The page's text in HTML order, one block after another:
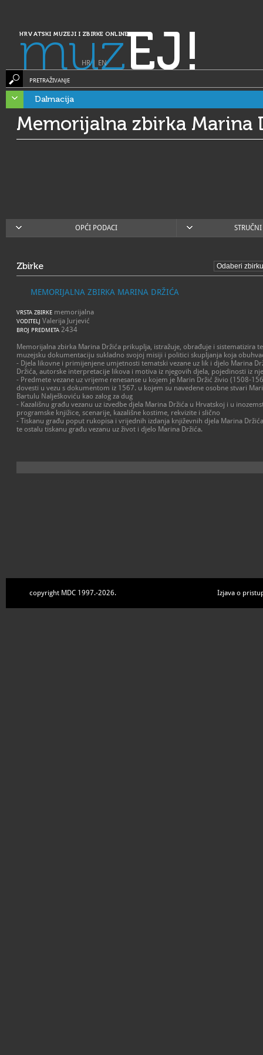
HRVATSKI MUZEJI I ZBIRKE ONLINE
muzEJ!
HR| EN
PRETRAŽIVANJE
Dalmacija
Memorijalna zbirka Marina
OPĆI PODACI
Zbirke
MEMORIJALNA ZBIRKA MARINA DRŽIĆA
VRSTA ZBIRKE memorijalna
VODITELJ Valerija Jurjević
BROJ PREDMETA 2434
Memorijalna zbirka Marina Držića prikuplja, istražuje, obrađuje i sistematizira
muzejsku dokumentaciju sukladno svojoj misiji i politici skupljanja koja
- Djela likovne i primijenjene umjetnosti tematski vezane uz lik i djelo Marina
Držića, autorske interpretacije likova i motiva iz njegovih djela, pojedinosti iz
- Predmete vezane uz vrijeme renesanse u kojem je Marin Držić živio (1508-
dovesti u vezu s dokumentom iz 1567. u kojem su navedene osobne stvari
Bartulu Nalješkoviću kao zalog za dug
- Kazališnu građu vezanu uz izvedbe djela Marina Držića u Hrvatskoj i u
programske knjižice, scenarije, kazališne kostime, rekvizite i slično
- Tiskanu građu poput rukopisa i vrijednih izdanja književnih djela Marina
te ostalu tiskanu građu vezanu uz život i djelo Marina Držića.
copyright MDC 1997.-2026. Izjava o